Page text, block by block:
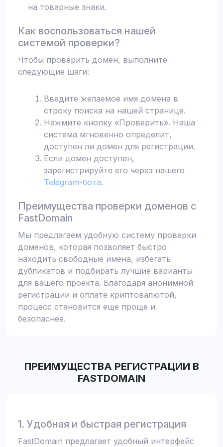
на товарные знаки.
Как воспользоваться нашей
системой проверки?
Чтобы проверить домен, выполните
следующие шаги:
Введите желаемое имя домена в
строку поиска на нашей странице.
Нажмите кнопку «Проверить». Наша
система мгновенно определит,
доступен ли домен для регистрации.
Если домен доступен,
зарегистрируйте его через нашего
Telegram-бота.
Преимущества проверки доменов с
FastDomain
Мы предлагаем удобную систему проверки
доменов, которая позволяет быстро
находить свободные имена, избегать
дубликатов и подбирать лучшие варианты
для вашего проекта. Благодаря анонимной
регистрации и оплате криптовалютой,
процесс становится еще проще и
безопаснее.
ПРЕИМУЩЕСТВА РЕГИСТРАЦИИ В
FASTDOMAIN
1. Удобная и быстрая регистрация
FastDomain предлагает удобный интерфейс